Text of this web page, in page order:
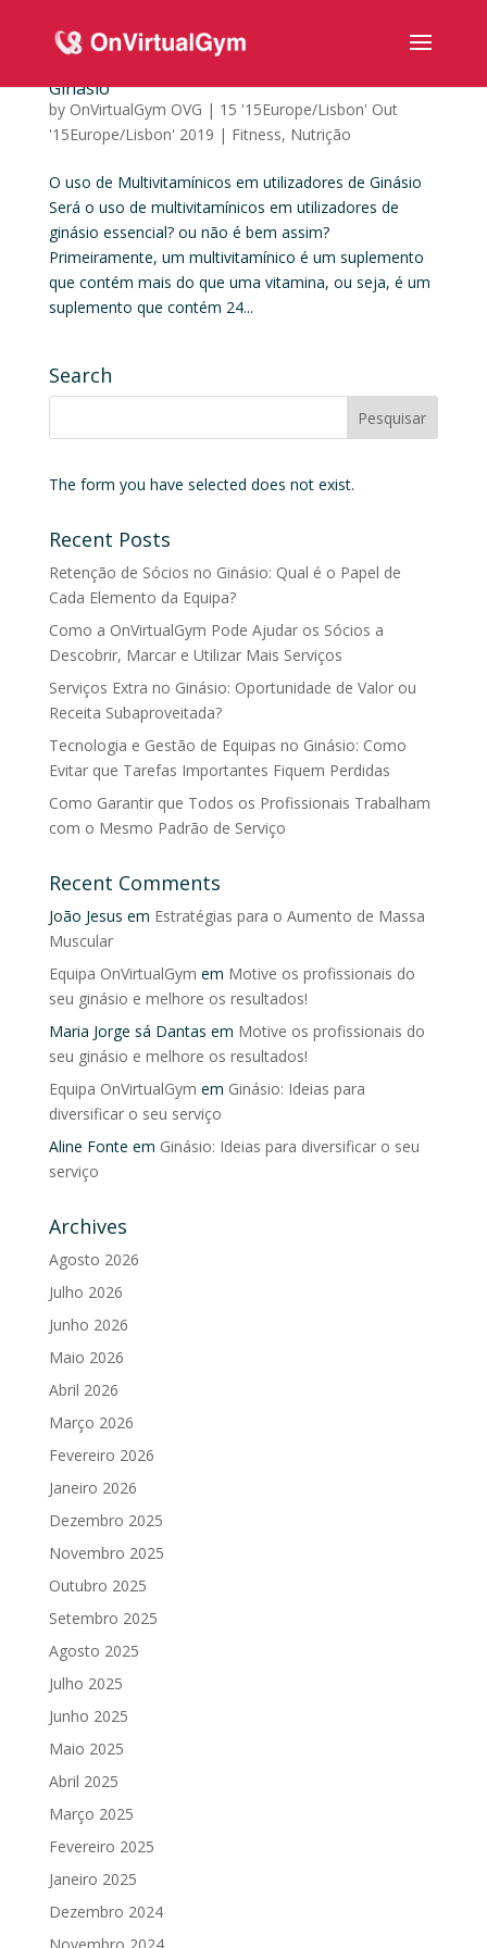
Ginásio
by OnVirtualGym OVG | 15 '15Europe/Lisbon' Out
'15Europe/Lisbon' 2019 | Fitness, Nutrição
O uso de Multivitamínicos em utilizadores de Ginásio
Será o uso de multivitamínicos em utilizadores de
ginásio essencial? ou não é bem assim?
Primeiramente, um multivitamínico é um suplemento
que contém mais do que uma vitamina, ou seja, é um
suplemento que contém 24...
Search
The form you have selected does not exist.
Recent Posts
Retenção de Sócios no Ginásio: Qual é o Papel de
Cada Elemento da Equipa?
Como a OnVirtualGym Pode Ajudar os Sócios a
Descobrir, Marcar e Utilizar Mais Serviços
Serviços Extra no Ginásio: Oportunidade de Valor ou
Receita Subaproveitada?
Tecnologia e Gestão de Equipas no Ginásio: Como
Evitar que Tarefas Importantes Fiquem Perdidas
Como Garantir que Todos os Profissionais Trabalham
com o Mesmo Padrão de Serviço
Recent Comments
João Jesus em Estratégias para o Aumento de Massa
Muscular
Equipa OnVirtualGym em Motive os profissionais do
seu ginásio e melhore os resultados!
Maria Jorge sá Dantas em Motive os profissionais do
seu ginásio e melhore os resultados!
Equipa OnVirtualGym em Ginásio: Ideias para
diversificar o seu serviço
Aline Fonte em Ginásio: Ideias para diversificar o seu
serviço
Archives
Agosto 2026
Julho 2026
Junho 2026
Maio 2026
Abril 2026
Março 2026
Fevereiro 2026
Janeiro 2026
Dezembro 2025
Novembro 2025
Outubro 2025
Setembro 2025
Agosto 2025
Julho 2025
Junho 2025
Maio 2025
Abril 2025
Março 2025
Fevereiro 2025
Janeiro 2025
Dezembro 2024